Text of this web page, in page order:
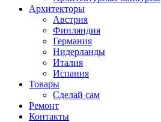
Архитекторы
Австрия
Финляндия
Германия
Нидерланды
Италия
Испания
Товары
Сделай сам
Ремонт
Контакты